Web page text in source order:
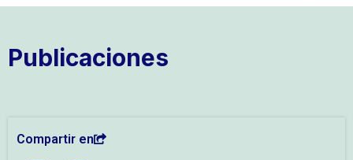
Publicaciones
Compartir en